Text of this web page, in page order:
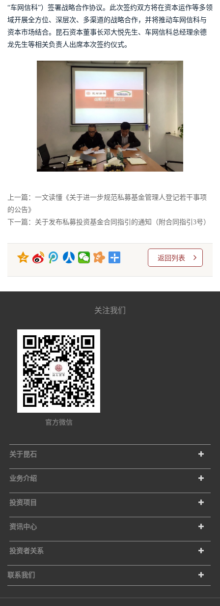
“车网信科”）签署战略合作协议。此次签约双方将在资本运作等多领
域开展全方位、深层次、多渠道的战略合作，并将推动车网信科与
资本市场结合。昆石资本董事长邓大悦先生、车网信科总经理余德
龙先生等相关负责人出席本次签约仪式。
上一篇：一文读懂《关于进一步规范私募基金管理人登记若干事项
的公告》
下一篇：关于发布私募投资基金合同指引的通知（附合同指引3号）
返回列表
关注我们
官方微信
关于昆石
业务介绍
投资项目
资讯中心
投资者关系
联系我们